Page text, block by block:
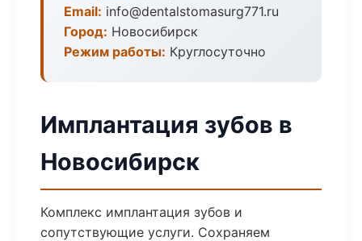
Email: info@dentalstomasurg771.ru
Город: Новосибирск
Режим работы: Круглосуточно
Имплантация зубов в
Новосибирск
Комплекс имплантация зубов и
сопутствующие услуги. Сохраняем